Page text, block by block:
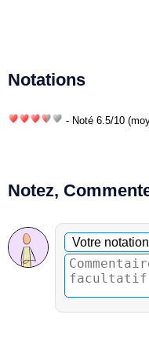
Notations
- Noté 6.5/10
Notez,
Commentaire
Votre notation